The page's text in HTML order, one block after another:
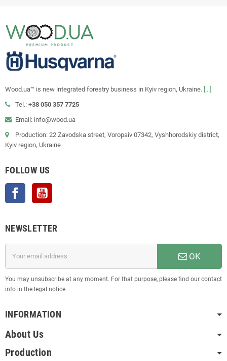
Wood.ua™ is new integrated forestry business in Kyiv region, Ukraine. [...]
Tel.: +38 050 357 7725
Email: info@wood.ua
Production: 22 Zavodska street, Voropaiv 07342, Vyshhorodskiy district,
Kyiv region, Ukraine
FOLLOW US
Facebook
NEWSLETTER
OK
You may unsubscribe at any moment. For that purpose, please find our contact
info in the legal notice.
INFORMATION
About Us
Production